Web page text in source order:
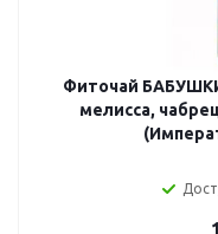
Фиточай
мелисса,